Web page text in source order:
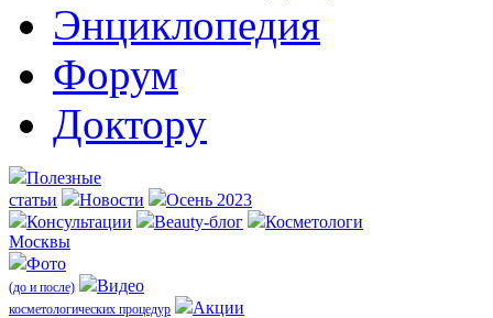
Энциклопедия
Форум
Доктору
Полезные
статьи
Новости
Осень 2023
Консультации
Beauty-блог
Косметологи
Москвы
Фото
(до и после) Видео
косметологических процедур Акции